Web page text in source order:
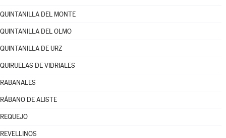
QUINTANILLA DEL MONTE
QUINTANILLA DEL OLMO
QUINTANILLA DE URZ
QUIRUELAS DE VIDRIALES
RABANALES
RÁBANO DE ALISTE
REQUEJO
REVELLINOS